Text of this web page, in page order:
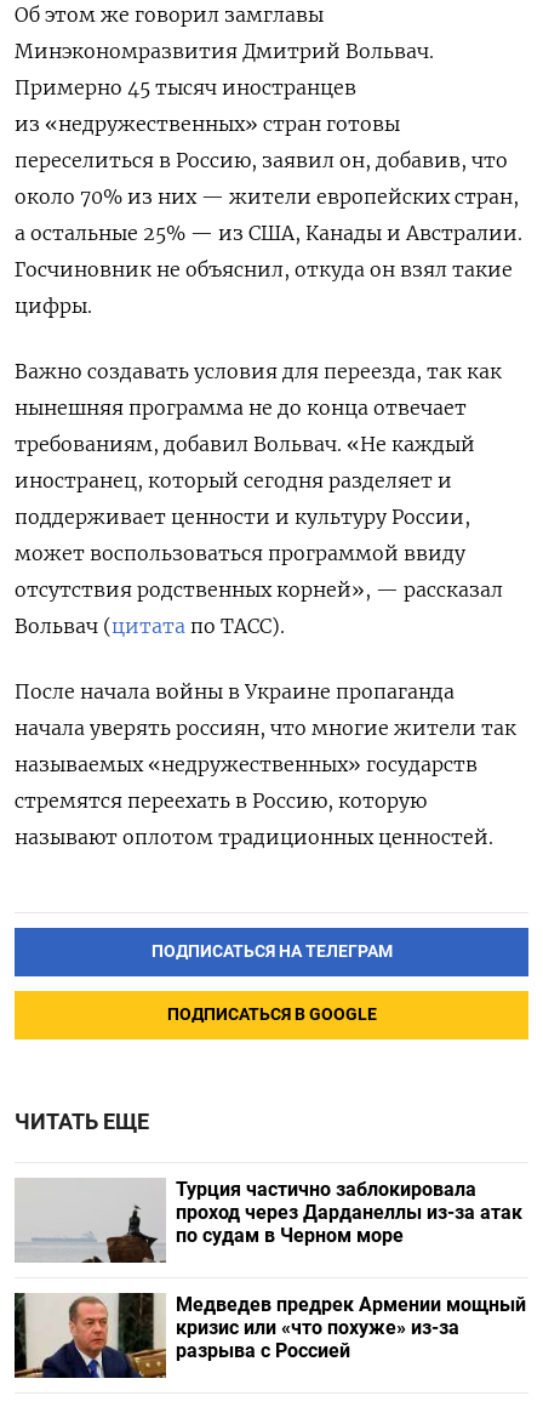
Об этом же говорил замглавы
Минэкономразвития Дмитрий Вольвач.
Примерно 45 тысяч иностранцев
из «недружественных» стран готовы
переселиться в Россию, заявил он, добавив, что
около 70% из них — жители европейских стран,
а остальные 25% — из США, Канады и Австралии.
Госчиновник не объяснил, откуда он взял такие
цифры.
Важно создавать условия для переезда, так как
нынешняя программа не до конца отвечает
требованиям, добавил Вольвач. «Не каждый
иностранец, который сегодня разделяет и
поддерживает ценности и культуру России,
может воспользоваться программой ввиду
отсутствия родственных корней», — рассказал
Вольвач (цитата по ТАСС).
После начала войны в Украине пропаганда
начала уверять россиян, что многие жители так
называемых «недружественных» государств
стремятся переехать в Россию, которую
называют оплотом традиционных ценностей.
ПОДПИСАТЬСЯ НА ТЕЛЕГРАМ
ПОДПИСАТЬСЯ В GOOGLE
ЧИТАТЬ ЕЩЕ
Турция частично заблокировала
проход через Дарданеллы из-за атак
по судам в Черном море
Медведев предрек Армении мощный
кризис или «что похуже» из-за
разрыва с Россией